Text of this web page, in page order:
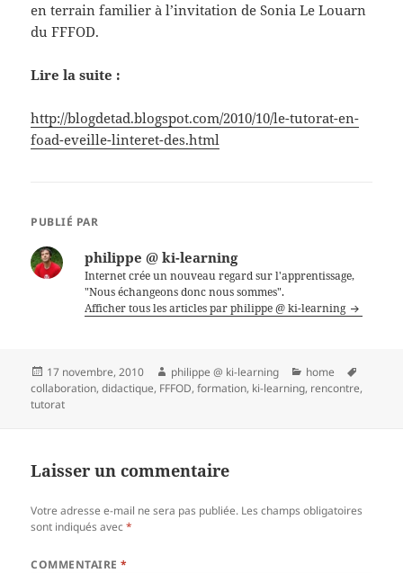
en terrain familier à l’invitation de Sonia Le Louarn
du FFFOD.
Lire la suite :
http://blogdetad.blogspot.com/2010/10/le-tutorat-en-
foad-eveille-linteret-des.html
PUBLIÉ PAR
philippe @ ki-learning
Internet crée un nouveau regard sur l'apprentissage,
"Nous échangeons donc nous sommes".
Afficher tous les articles par philippe @ ki-learning
Publié
le
17 novembre, 2010 Auteur
philippe @ ki-learning Catégories
home
clés
collaboration,didactique, FFFOD,formation, ki-learning, rencontre,
tutorat
Laisser un commentaire
Votre adresse e-mail ne sera pas publiée. Les champs obligatoires
sont indiqués avec*
COMMENTAIRE*